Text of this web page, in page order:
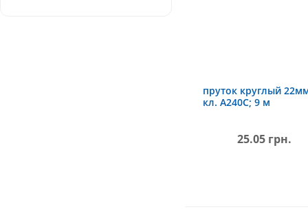
пруток круглый
кл. А240С; 9 м
25.05 грн.